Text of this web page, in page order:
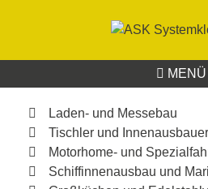
MENÜ
Laden- und Messebau
Tischler und Innenausbauer
Motorhome- und
Schiffinnenausbau und